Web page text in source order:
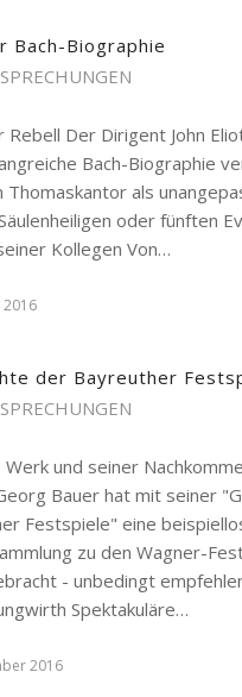
Bach-Biographie
Rebell Der Dirigent John
Bach-Biographie
Thomaskantor als
oder fünften
Kollegen Von…
der Bayreuther
und seiner
Bauer hat mit seiner
Festspiele" eine
zu den Wagner-
- unbedingt
Spektakuläre…
2016